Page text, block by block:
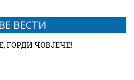
ВЕСТИ
ГОРДИ ЧОВЈЕЧЕ!